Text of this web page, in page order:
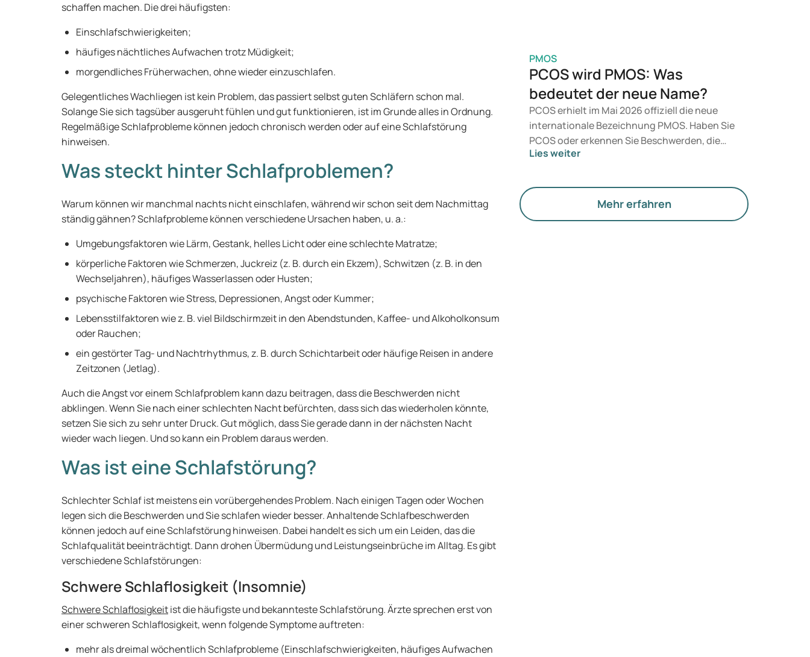
schaffen machen. Die drei häufigsten:
Einschlafschwierigkeiten;
häufiges nächtliches Aufwachen trotz Müdigkeit;
morgendliches Früherwachen, ohne wieder einzuschlafen.
Gelegentliches Wachliegen ist kein Problem, das passiert selbst guten Schläfern schon mal.
Solange Sie sich tagsüber ausgeruht fühlen und gut funktionieren, ist im Grunde alles in Ordnung.
Regelmäßige Schlafprobleme können jedoch chronisch werden oder auf eine Schlafstörung
hinweisen.
Was steckt hinter Schlafproblemen?
Warum können wir manchmal nachts nicht einschlafen, während wir schon seit dem Nachmittag
ständig gähnen? Schlafprobleme können verschiedene Ursachen haben, u. a.:
Umgebungsfaktoren wie Lärm, Gestank, helles Licht oder eine schlechte Matratze;
körperliche Faktoren wie Schmerzen, Juckreiz (z. B. durch ein Ekzem), Schwitzen (z. B. in den
Wechseljahren), häufiges Wasserlassen oder Husten;
psychische Faktoren wie Stress, Depressionen, Angst oder Kummer;
Lebensstilfaktoren wie z. B. viel Bildschirmzeit in den Abendstunden, Kaffee- und Alkoholkonsum
oder Rauchen;
ein gestörter Tag- und Nachtrhythmus, z. B. durch Schichtarbeit oder häufige Reisen in andere
Zeitzonen (Jetlag).
Auch die Angst vor einem Schlafproblem kann dazu beitragen, dass die Beschwerden nicht
abklingen. Wenn Sie nach einer schlechten Nacht befürchten, dass sich das wiederholen könnte,
setzen Sie sich zu sehr unter Druck. Gut möglich, dass Sie gerade dann in der nächsten Nacht
wieder wach liegen. Und so kann ein Problem daraus werden.
Was ist eine Schlafstörung?
Schlechter Schlaf ist meistens ein vorübergehendes Problem. Nach einigen Tagen oder Wochen
legen sich die Beschwerden und Sie schlafen wieder besser. Anhaltende Schlafbeschwerden
können jedoch auf eine Schlafstörung hinweisen. Dabei handelt es sich um ein Leiden, das die
Schlafqualität beeinträchtigt. Dann drohen Übermüdung und Leistungseinbrüche im Alltag. Es gibt
verschiedene Schlafstörungen:
Schwere Schlaflosigkeit (Insomnie)
Schwere Schlaflosigkeitist die häufigste und bekannteste Schlafstörung. Ärzte sprechen erst von
einer schweren Schlaflosigkeit, wenn folgende Symptome auftreten:
mehr als dreimal wöchentlich Schlafprobleme (Einschlafschwierigkeiten, häufiges Aufwachen
PMOS
PCOS wird PMOS: Was
bedeutet der neue Name?
PCOS erhielt im Mai 2026 offiziell die neue
internationale Bezeichnung PMOS. Haben Sie
PCOS oder erkennen Sie Beschwerden, die
darauf hindeuten könnten? Medizinisch
legt jedoch mehr Gewicht auf Hormone, den
Stoffwechsel und die Funktion der Eierstöcke.
Lies weiter
Mehr erfahren